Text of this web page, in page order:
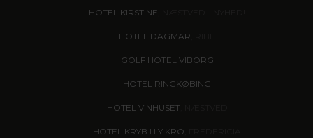
HOTEL KIRSTINE
HOTEL DAGMAR
GOLF HOTEL VIBORG
HOTEL RINGKØBING
HOTEL VINHUSET, NÆSTVED
HOTEL KRYB I LY KRO